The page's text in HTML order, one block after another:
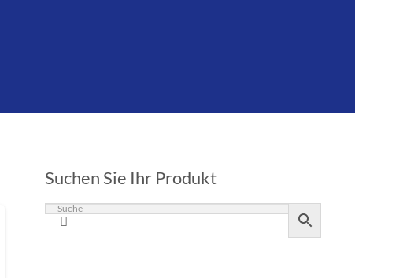
Suchen Sie Ihr Produkt